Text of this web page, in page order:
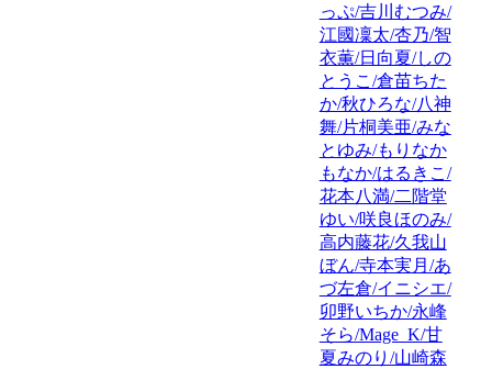
っぷ/吉川むつみ/
江國凜太/杏乃/智
衣薫/日向夏/しの
とうこ/倉苗ちた
か/秋ひろな/八神
舞/片桐美亜/みな
とゆみ/もりなか
もなか/はるきこ/
花本八満/二階堂
ゆい/咲良ほのみ/
高内藤花/久我山
ぼん/寺本実月/あ
づ左倉/イニシエ/
卯野いちか/永峰
そら/Mage_K/甘
夏みのり/山崎森